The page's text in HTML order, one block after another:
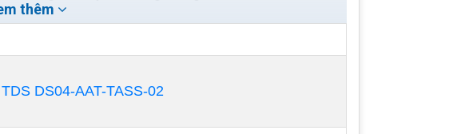
tác, mặt trong của vỏ bơm khỏi các tác nhân bên
thêm
DS04-AAT-TASS-02